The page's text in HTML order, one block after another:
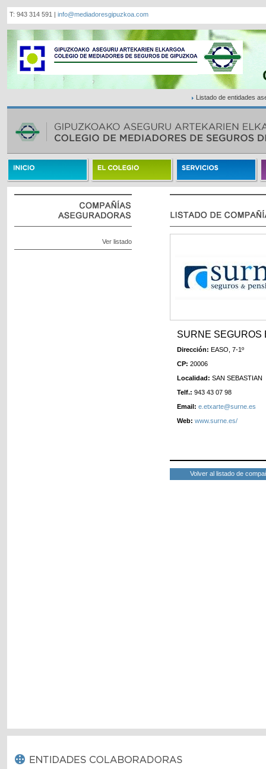
T: 943 314 591 | info@mediadoresgipuzkoa.com
Listado de entidades
Ver listado
SURNE SEGUROS
Dirección: EASO, 7-1º
CP: 20006
Localidad: SAN SEBASTIAN
Telf.: 943 43 07 98
Email: e.etxarte@surne.es
Web: www.surne.es/
Volver al listado de